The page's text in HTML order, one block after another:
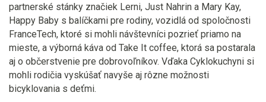
partnerské stánky značiek Lerni, Just Nahrin a Mary Kay,
Happy Baby s balíčkami pre rodiny, vozidlá od spoločnosti
FranceTech, ktoré si mohli návštevníci pozrieť priamo na
mieste, a výborná káva od Take It coffee, ktorá sa postarala
aj o občerstvenie pre dobrovoľníkov. Vďaka Cyklokuchyni si
mohli rodičia vyskúšať navyše aj rôzne možnosti
bicyklovania s deťmi.